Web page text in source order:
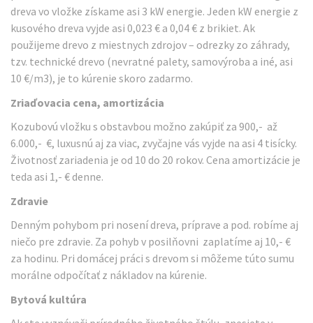
dreva vo vložke získame asi 3 kW energie. Jeden kW energie z
kusového dreva vyjde asi 0,023 € a 0,04 € z brikiet. Ak
použijeme drevo z miestnych zdrojov – odrezky zo záhrady,
tzv. technické drevo (nevratné palety, samovýroba a iné, asi
10 €/m3), je to kúrenie skoro zadarmo.
Zriaďovacia cena, amortizácia
Kozubovú vložku s obstavbou možno zakúpiť za 900,- až
6.000,- €, luxusnú aj za viac, zvyčajne vás vyjde na asi 4 tisícky.
Životnosť zariadenia je od 10 do 20 rokov. Cena amortizácie je
teda asi 1,- € denne.
Zdravie
Denným pohybom pri nosení dreva, príprave a pod. robíme aj
niečo pre zdravie. Za pohyb v posilňovni zaplatíme aj 10,- €
za hodinu. Pri domácej práci s drevom si môžeme túto sumu
morálne odpočítať z nákladov na kúrenie.
Bytová kultúra